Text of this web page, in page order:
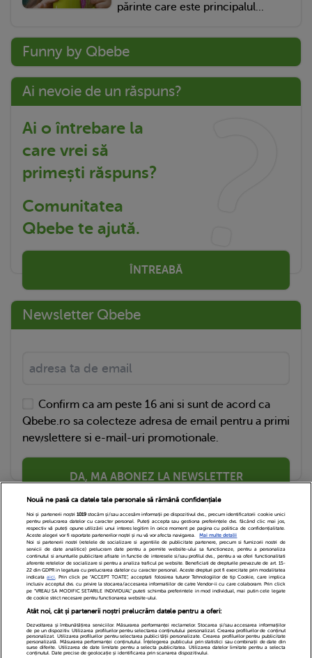
părinte care este principalul...
Funny by Qbebe
Ai nevoie de un răspuns?
Ai o întrebare la
care vrei să
primești răspuns?
Comunitatea
Qbebe te ajută.
ÎNTREABĂ
Newsletter Qbebe
Confirm ca am peste 16 ani si sunt de acord ca
Qbebe.ro sa colecteze adresa de email pentru a primi
newslettere si e-mail-uri promotionale.
DA, MA ABONEZ LA NEWSLETTER
Echipa Editoriala Newsletter
Contact
Cariere
Cookies
Politica de confidentialitate
DivaHair Cosmetics
Despre noi
Nouă ne pasă ca datele tale personale să rămână confidențiale
Noi și partenerii noștri 1019stocăm și/sau accesăm informații pe dispozitivul dvs., precum identificatorii cookie unici
pentru prelucrarea datelor cu caracter personal. Puteți accepta sau gestiona preferințele dvs. făcând clic mai jos,
respectiv vă puteți opune utilizării unui interes legitim în orice moment pe pagina cu politica de confidențialitate.
Aceste alegeri vor fi raportate partenerilor noștri și nu vă vor afecta navigarea.
Mai multe detalii
Noi si partenerii nostri (retelele de socializare si agentiile de publicitate partenere, precum si furnizorii nostri de
servicii de date analitice) prelucram date pentru a permite website-ului sa functioneze, pentru a personaliza
continutul si anunturile publicitare afisate in functie de interesele si/sau profilul dvs., pentru a va oferi functionalitati
aferente retelelor de socializare si pentru a analiza traficul pe website. Beneficiati de drepturile prevazute de art. 15-
22 din GDPR in legatura cu prelucrarea datelor cu caracter personal. Aceste drepturi pot fi exercitate prin modalitatea
indicataaici. Prin click pe “ACCEPT TOATE”, acceptati folosirea tuturor Tehnologiilor de tip Cookie, care implica
inclusiv acceptul dvs. cu privire la stocarea/accesarea informatiilor de catre Vendor-ii cu care colaboram. Prin click
pe “VREAU SA MODIFIC SETARILE INDIVIDUAL” puteti schimba preferintele in mod individual, mai putin cele legate
de cookie strict necesare pentru functionarea website-ului.
Atât noi, cât și partenerii noștri prelucrăm datele pentru a oferi:
Dezvoltarea și îmbunătățirea serviciilor. Măsurarea performanței reclamelor. Stocarea și/sau accesarea informațiilor
de pe un dispozitiv. Utilizarea profilurilor pentru selectarea conținutului personalizat. Crearea profilurilor de conținut
personalizat. Utilizarea profilurilor pentru selectarea publicității personalizate. Crearea profilurilor pentru publicitate
personalizată. Măsurarea performanței conținutului. Înțelegerea publicului prin statistici sau combinații de date din
surse diferite. Utilizarea de date limitate pentru a selecta publicitatea. Utilizarea datelor limitate pentru a selecta
conținutul. Date precise de geolocație și identificarea prin scanarea dispozitivului.